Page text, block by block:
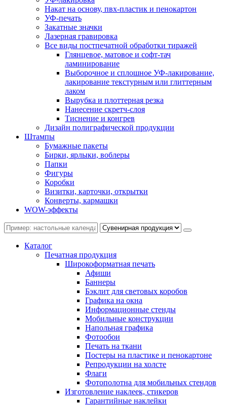
Накат на основу, пвх-пластик и пенокартон
УФ-печать
Закатные значки
Лазерная гравировка
Все виды постпечатной обработки тиражей
Глянцевое, матовое и софт-тач
ламинирование
Выборочное и сплошное УФ-лакирование,
лакирование текстурным или глиттерным
лаком
Вырубка и плоттерная резка
Нанесение скретч-слоя
Тиснение и конгрев
Дизайн полиграфической продукции
Штампы
Бумажные пакеты
Бирки, ярлыки, воблеры
Папки
Фигуры
Коробки
Визитки, карточки, открытки
Конверты, кармашки
WOW-эффекты
Каталог
Печатная продукция
Широкоформатная печать
Афиши
Баннеры
Бэклит для световых коробов
Графика на окна
Информационные стенды
Мобильные конструкции
Напольная графика
Фотообои
Печать на ткани
Постеры на пластике и пенокартоне
Репродукции на холсте
Флаги
Фотополотна для мобильных стендов
Изготовление наклеек, стикеров
Гарантийные наклейки